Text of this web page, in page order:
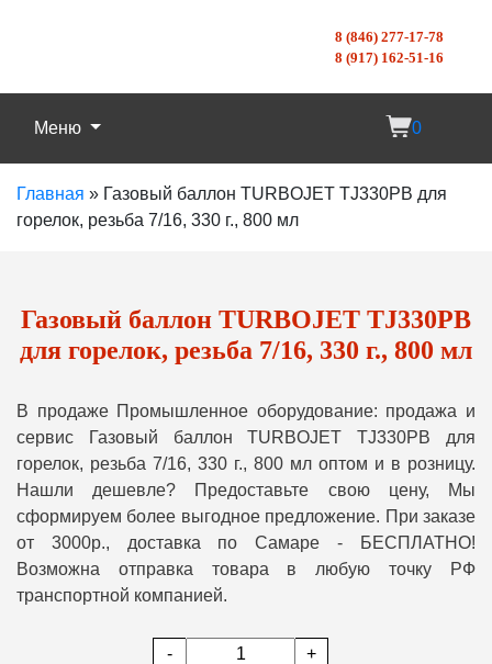
8 (846) 277-17-78
8 (917) 162-51-16
Меню 0
Главная » Газовый баллон TURBOJET TJ330PB для
горелок, резьба 7/16, 330 г., 800 мл
Газовый баллон TURBOJET TJ330PB
для горелок, резьба 7/16, 330 г., 800 мл
В продаже Промышленное оборудование: продажа и
сервис Газовый баллон TURBOJET TJ330PB для
горелок, резьба 7/16, 330 г., 800 мл оптом и в розницу.
Нашли дешевле? Предоставьте свою цену, Мы
сформируем более выгодное предложение. При заказе
от 3000р., доставка по Самаре - БЕСПЛАТНО!
Возможна отправка товара в любую точку РФ
транспортной компанией.
- +